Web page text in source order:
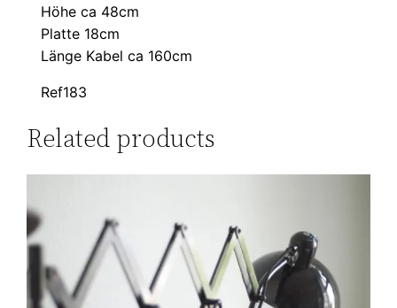
Höhe ca 48cm
Platte 18cm
Länge Kabel ca 160cm
Ref183
Related products